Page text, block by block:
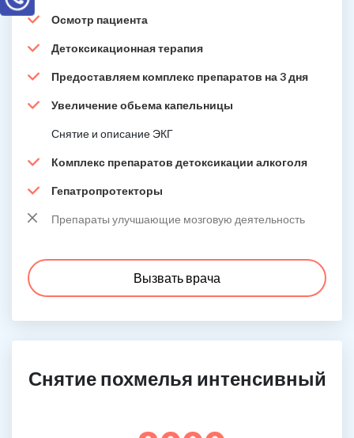
Осмотр пациента
Детоксикационная терапия
Предоставляем комплекс препаратов на 3 дня
Увеличение обьема капельницы
Снятие и описание ЭКГ
Комплекс препаратов детоксикации алкоголя
Гепатропротекторы
Препараты улучшающие мозговую деятельность
Вызвать врача
Снятие похмелья интенсивный